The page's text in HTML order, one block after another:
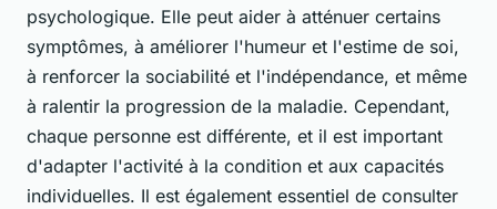
psychologique. Elle peut aider à atténuer certains
symptômes, à améliorer l'humeur et l'estime de soi,
à renforcer la sociabilité et l'indépendance, et même
à ralentir la progression de la maladie. Cependant,
chaque personne est différente, et il est important
d'adapter l'activité à la condition et aux capacités
individuelles. Il est également essentiel de consulter